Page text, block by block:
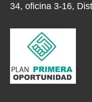
34, oficina 3-16,